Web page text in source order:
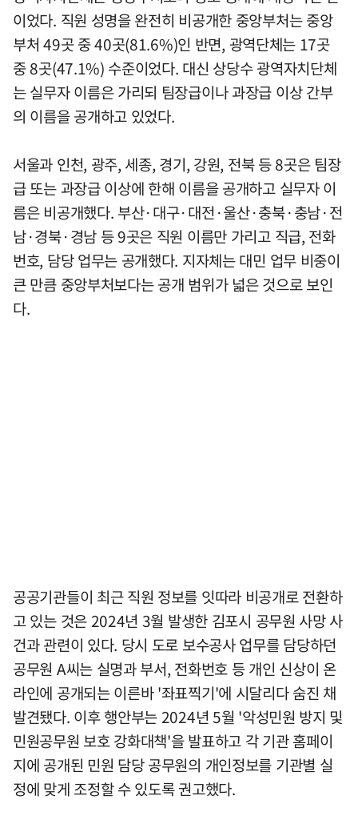
이었다. 직원 성명을 완전히 비공개한 중앙부처는 중앙
부처 49곳 중 40곳(81.6%)인 반면, 광역단체는 17곳
중 8곳(47.1%) 수준이었다. 대신 상당수 광역자치단체
는 실무자 이름은 가리되 팀장급이나 과장급 이상 간부
의 이름을 공개하고 있었다.
서울과 인천, 광주, 세종, 경기, 강원, 전북 등 8곳은 팀장
급 또는 과장급 이상에 한해 이름을 공개하고 실무자 이
름은 비공개했다. 부산·대구·대전·울산·충북·충남·전
남·경북·경남 등 9곳은 직원 이름만 가리고 직급, 전화
번호, 담당 업무는 공개했다. 지자체는 대민 업무 비중이
큰 만큼 중앙부처보다는 공개 범위가 넓은 것으로 보인
다.
공공기관들이 최근 직원 정보를 잇따라 비공개로 전환하
고 있는 것은 2024년 3월 발생한 김포시 공무원 사망 사
건과 관련이 있다. 당시 도로 보수공사 업무를 담당하던
공무원 A씨는 실명과 부서, 전화번호 등 개인 신상이 온
라인에 공개되는 이른바 '좌표찍기'에 시달리다 숨진 채
발견됐다. 이후 행안부는 2024년 5월 '악성민원 방지 및
민원공무원 보호 강화대책'을 발표하고 각 기관 홈페이
지에 공개된 민원 담당 공무원의 개인정보를 기관별 실
정에 맞게 조정할 수 있도록 권고했다.